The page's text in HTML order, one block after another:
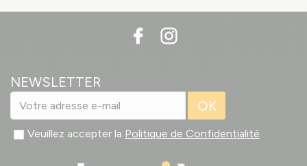
NEWSLETTER
OK
Veuillez accepter la Politique de Confidentialité